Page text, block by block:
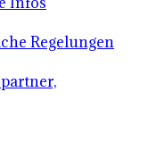
Regelungen